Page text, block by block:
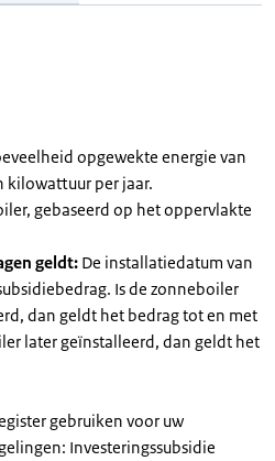
opgewekte energie van
kilowattuur per jaar.
gebaseerd op het oppervlakte
geldt: De installatiedatum van
Is de zonneboiler
dan geldt het bedrag tot en met
later geïnstalleerd, dan geldt het
gebruiken voor uw
Investeringssubsidie